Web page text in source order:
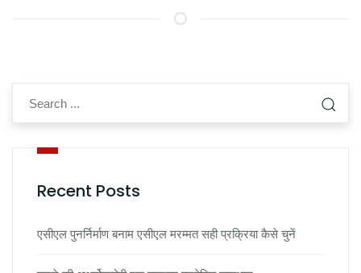
Recent Posts
एसीएल पुनर्निर्माण बनाम एसीएल मरम्मत सही प्रक्रिया कैसे चुनें